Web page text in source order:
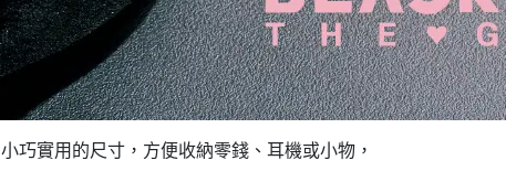
小巧實用的尺寸，方便收納零錢、耳機或小物，